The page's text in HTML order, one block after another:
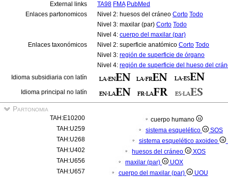
External links
TA98 FMA PubMed
Enlaces partonomicos
Nivel 2: huesos del cráneo Corto Todo
Nivel 3: maxilar (par) Corto Todo
Nivel 4: cuerpo del maxilar (par)
Enlaces taxonómicos
Nivel 2: superficie anatómico Corto Todo
Nivel 3: región de superficie de órgano
Nivel 4: región de superficie del hueso del
Idioma subsidiaria con latín
Idioma principal no latín
Partonomia
TAH:E10200
cuerpo humano
TAH:U259
sistema esquelético
SOS
TAH:U268
sistema esquelético axoideo
TAH:U402
huesos del cráneo
XOS
TAH:U656
maxilar (par)
UOX
TAH:U657
cuerpo del maxilar (par)
UOU